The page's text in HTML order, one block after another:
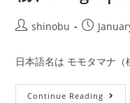
shinobu
日本語名は モモタマナ（
Continue Reading